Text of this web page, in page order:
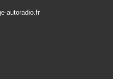
autoradio.fr